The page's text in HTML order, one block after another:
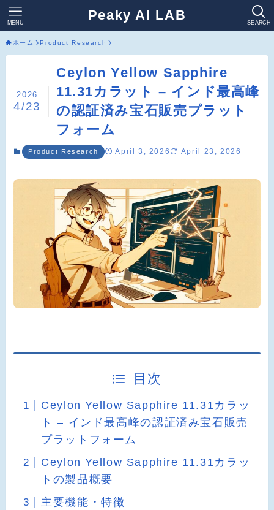
Peaky AI LAB SEARCH
MENU
ホーム Product Research
Ceylon Yellow Sapphire
11.31カラット – インド最高峰
の認証済み宝石販売プラット
フォーム
2026
4/23
Product Research April 3, 2026 April 23, 2026
目次
Ceylon Yellow Sapphire 11.31カラッ
ト – インド最高峰の認証済み宝石販売
プラットフォーム
Ceylon Yellow Sapphire 11.31カラッ
トの製品概要
主要機能・特徴